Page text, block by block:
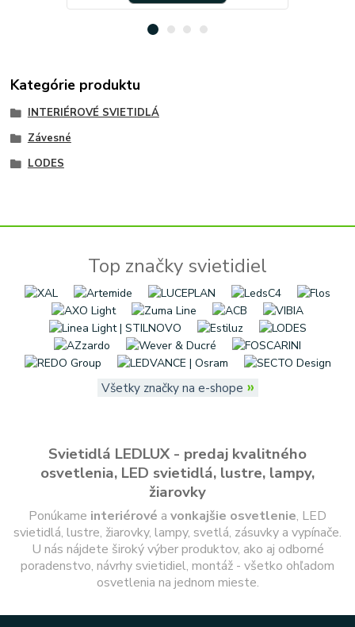
Kategórie produktu
INTERIÉROVÉ SVIETIDLÁ
Závesné
LODES
Top značky svietidiel
Všetky značky na e-shope »
Svietidlá LEDLUX - predaj kvalitného
osvetlenia, LED svietidlá, lustre, lampy,
žiarovky
Ponúkame interiérové a vonkajšie osvetlenie, LED
svietidlá, lustre, žiarovky, lampy, svetlá, zásuvky a vypínače.
U nás nájdete široký výber produktov, ako aj odborné
poradenstvo, návrhy svietidiel, montáž - všetko ohľadom
osvetlenia na jednom mieste.